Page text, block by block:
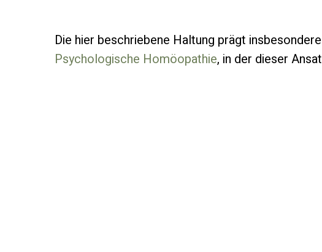
Die hier beschriebene Haltung prägt
Psychologische Homöopathie, in der dieser